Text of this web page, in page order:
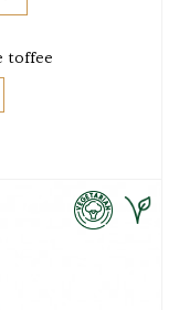
toffee